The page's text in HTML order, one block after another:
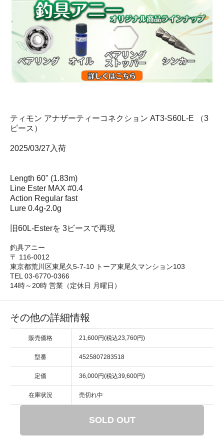
ティモン アナザーティーコネクション AT3-S60L-E （3
ピース）
2025/03/27入荷
Length 60" (1.83m)
Line Ester MAX #0.4
Action Regular fast
Lure 0.4g-2.0g
旧60L-Esterを 3ビースで再現
釣具アニー
〒 116-0012
東京都荒川区東尾久5-7-10 トーア東尾久マンション103
TEL 03-6770-0366
14時～20時 営業（定休日 月曜日）
その他の詳細情報
販売価格 21,600円(税込23,760円)
型番 4525807283518
定価 36,000円(税込39,600円)
在庫状況 売切れ中
SOLD OUT